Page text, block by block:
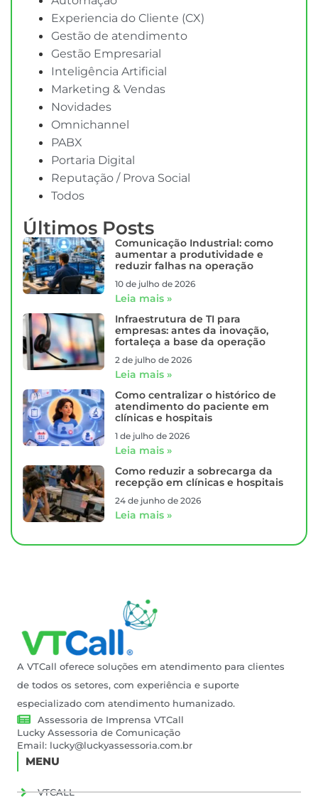
Experiencia do Cliente (CX)
Gestão de atendimento
Gestão Empresarial
Inteligência Artificial
Marketing & Vendas
Novidades
Omnichannel
PABX
Portaria Digital
Reputação / Prova Social
Todos
Últimos Posts
Comunicação Industrial: como
aumentar a produtividade e
reduzir falhas na operação
10 de julho de 2026
Leia mais »
Infraestrutura de TI para
empresas: antes da inovação,
fortaleça a base da operação
2 de julho de 2026
Leia mais »
Como centralizar o histórico de
atendimento do paciente em
clínicas e hospitais
1 de julho de 2026
Leia mais »
Como reduzir a sobrecarga da
recepção em clínicas e hospitais
24 de junho de 2026
Leia mais »
A VTCall oferece soluções em atendimento para clientes
de todos os setores, com experiência e suporte
especializado com atendimento humanizado.
Assessoria de Imprensa VTCall
Lucky Assessoria de Comunicação
Email: lucky@luckyassessoria.com.br
MENU
VTCALL